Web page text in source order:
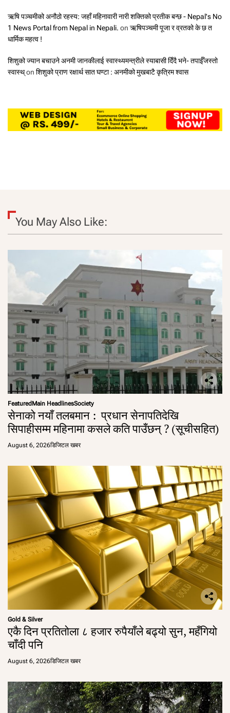
ऋषि पञ्चमीको अनौठो रहस्य: जहाँ महिनावारी नारी शक्तिको प्रतीक बन्छ - Nepal's No
1 News Portal from Nepal in Nepali. on ऋषिपञ्चमी पूजा र व्रतको के छ त
धार्मिक महत्व !
शिशुको ज्यान बचाउने अनमी जानकीलाई स्वास्थ्यमन्त्रीले स्याबासी दिँदै भने- तपाईँजस्तो
स्वास्थ्on शिशुको प्राण रक्षार्थ सात घण्टा : अनमीको मुखबाटै कृत्रिम श्वास
You May Also Like:
Featured Main HeadlinesSociety
सेनाको नयाँ तलबमान : प्रधान सेनापतिदेखि
सिपाहीसम्म महिनामा कसले कति पाउँछन् ? (सूचीसहित)
August 6, 2026डिजिटल खबर
Gold & Silver
एकै दिन प्रतितोला ८ हजार रुपैयाँले बढ्यो सुन, महँगियो
चाँदी पनि
August 6, 2026डिजिटल खबर